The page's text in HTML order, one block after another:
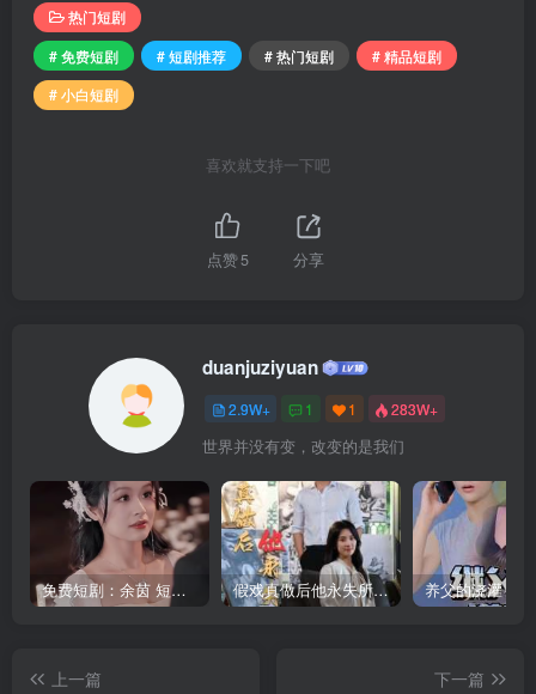
热门短剧
# 免费短剧
# 短剧推荐 # 热门短剧
# 精品短剧
# 小白短剧
喜欢就支持一下吧
点赞5 分享
duanjuziyuan
2.9W+ 1 1 283W+
世界并没有变，改变的是我们
免费短剧：余茵 短剧 16部合集 假戏真做后他永失所爱（60集）程澄＆杨珞仟
上一篇
下一篇